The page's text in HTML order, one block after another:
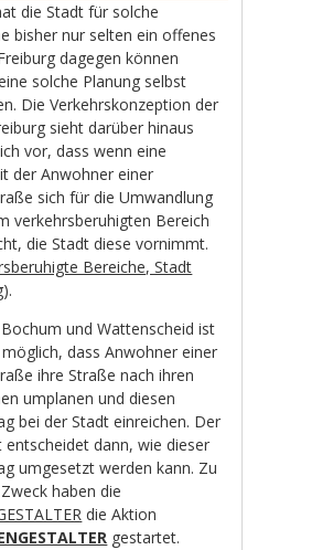
die Stadt für solche
bisher nur selten ein offenes
dagegen können
solche Planung selbst
Die Verkehrskonzeption der
sieht darüber hinaus
vor, dass wenn eine
der Anwohner einer
sich für die Umwandlung
verkehrsberuhigten Bereich
die Stadt diese vornimmt.
Bereiche, Stadt
).
und Wattenscheid ist
dass Anwohner einer
ihre Straße nach ihren
umplanen und diesen
bei der Stadt einreichen. Der
entscheidet dann, wie dieser
umgesetzt werden kann. Zu
haben die
die Aktion
gestartet.